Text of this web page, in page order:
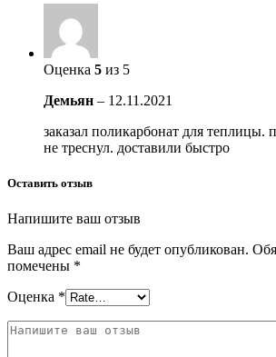
Оценка 5 из 5
Демьян – 12.11.2021
заказал поликарбонат для теплицы.
не треснул. доставили быстро
Оставить отзыв
Напишите ваш отзыв
Ваш адрес email не будет опубликован.
помечены *
Оценка *